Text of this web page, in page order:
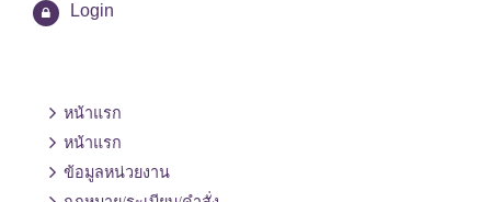
Login
หน้าแรก
หน้าแรก
ข้อมูลหน่วยงาน